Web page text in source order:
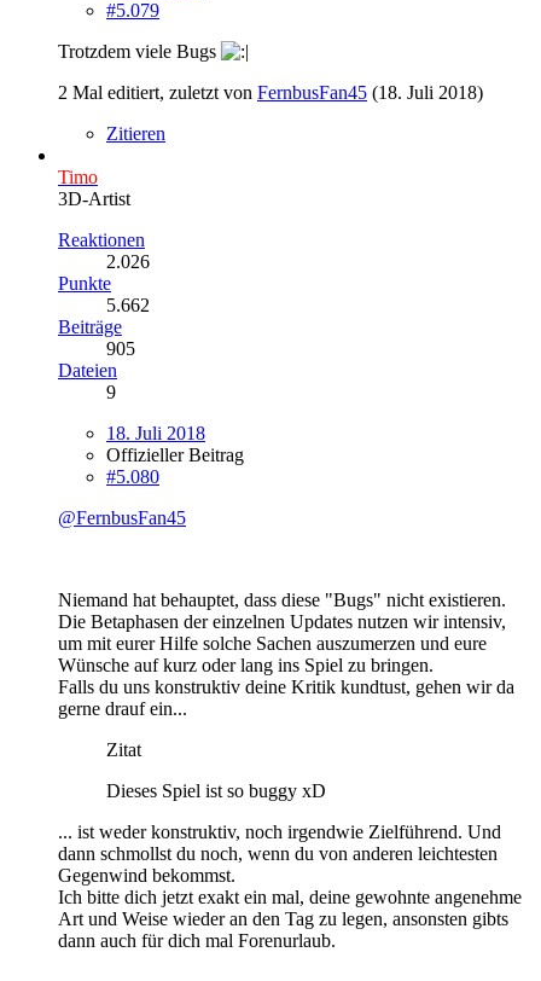
#5.079
Trotzdem viele Bugs
2 Mal editiert, zuletzt von FernbusFan45 (18. Juli 2018)
Zitieren
Timo
3D-Artist
Reaktionen
2.026
Punkte
5.662
Beiträge
905
Dateien
9
18. Juli 2018
Offizieller Beitrag
#5.080
@FernbusFan45
Niemand hat behauptet, dass diese "Bugs" nicht existieren.
Die Betaphasen der einzelnen Updates nutzen wir intensiv,
um mit eurer Hilfe solche Sachen auszumerzen und eure
Wünsche auf kurz oder lang ins Spiel zu bringen.
Falls du uns konstruktiv deine Kritik kundtust, gehen wir da
gerne drauf ein...
Zitat
Dieses Spiel ist so buggy xD
... ist weder konstruktiv, noch irgendwie Zielführend. Und
dann schmollst du noch, wenn du von anderen leichtesten
Gegenwind bekommst.
Ich bitte dich jetzt exakt ein mal, deine gewohnte angenehme
Art und Weise wieder an den Tag zu legen, ansonsten gibts
dann auch für dich mal Forenurlaub.